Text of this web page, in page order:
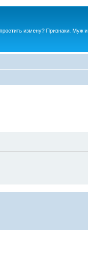
измену? Признаки. Муж и